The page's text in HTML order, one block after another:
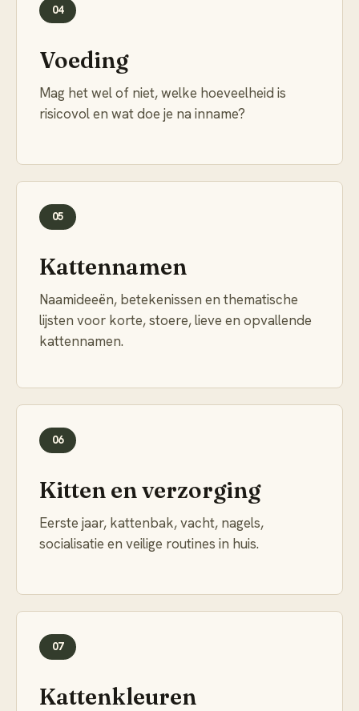
04
Voeding
Mag het wel of niet, welke hoeveelheid is
risicovol en wat doe je na inname?
05
Kattennamen
Naamideeën, betekenissen en thematische
lijsten voor korte, stoere, lieve en opvallende
kattennamen.
06
Kitten en verzorging
Eerste jaar, kattenbak, vacht, nagels,
socialisatie en veilige routines in huis.
07
Kattenkleuren